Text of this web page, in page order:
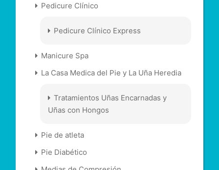
Pedicure Clínico
Pedicure Clínico Express
Manicure Spa
La Casa Medica del Pie y La Uña Heredia
Tratamientos Uñas Encarnadas y
Uñas con Hongos
Pie de atleta
Pie Diabético